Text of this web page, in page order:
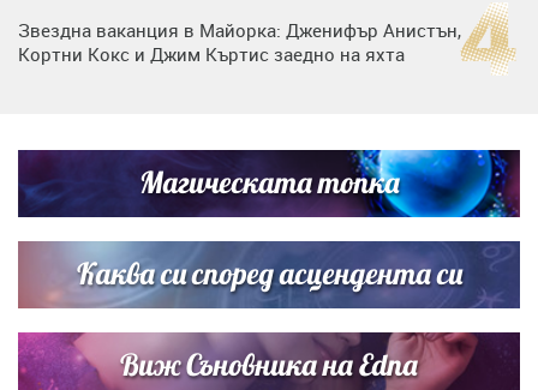
Звездна ваканция в Майорка: Дженифър Анистън,
Кортни Кокс и Джим Къртис заедно на яхта
Братя Аргирови я изненадаха с песен
Списъкът е ясен: Джей Ло и Риана във ВИП гостите на
сватбата на Роналдо
Магическата топка
Каква си според асцендента си
Виж Съновника на Edna